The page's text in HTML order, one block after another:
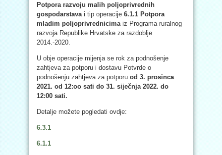
Potpora razvoju malih poljoprivrednih
gospodarstava i tip operacije 6.1.1 Potpora
mladim poljoprivrednicima iz Programa ruralnog
razvoja Republike Hrvatske za razdoblje
2014.-2020.
U obje operacije mijenja se rok za podnošenje
zahtjeva za potporu i dostavu Potvrde o
podnošenju zahtjeva za potporu od 3. prosinca
2021. od 12:oo sati do 31. siječnja 2022. do
12:00 sati.
Detalje možete pogledati ovdje:
6.3.1
6.1.1